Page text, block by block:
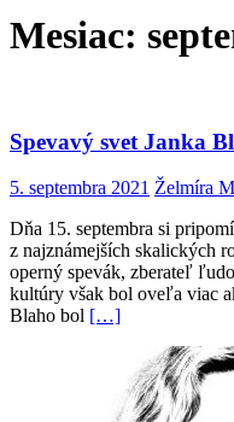
Mesiac:
Spevavý svet Janka
5. septembra 2021 Želmíra
Dňa 15. septembra si
z najznámejších skalických
operný spevák, zberateľ
kultúry však bol oveľa viac
Blaho bol […]